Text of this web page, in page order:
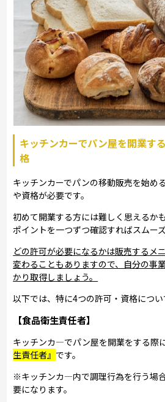
キッチンカーでパン屋を開業す
格
キッチンカーでパンの移動販売を始め
や資格が必要です。
初めて開業する方には難しく思えるか
ポイントを一つずつ確認すればスムー
どの許可が必要になるかは販売するメ
変わることもありますので、自分の事
かり取得しましょう。
以下では、特に4つの許可・資格につい
【食品衛生責任者】
キッチンカ―でパン屋を開業をする際
生責任者』 です。
※キッチンカ―内で調理行為を行う場
要になります。